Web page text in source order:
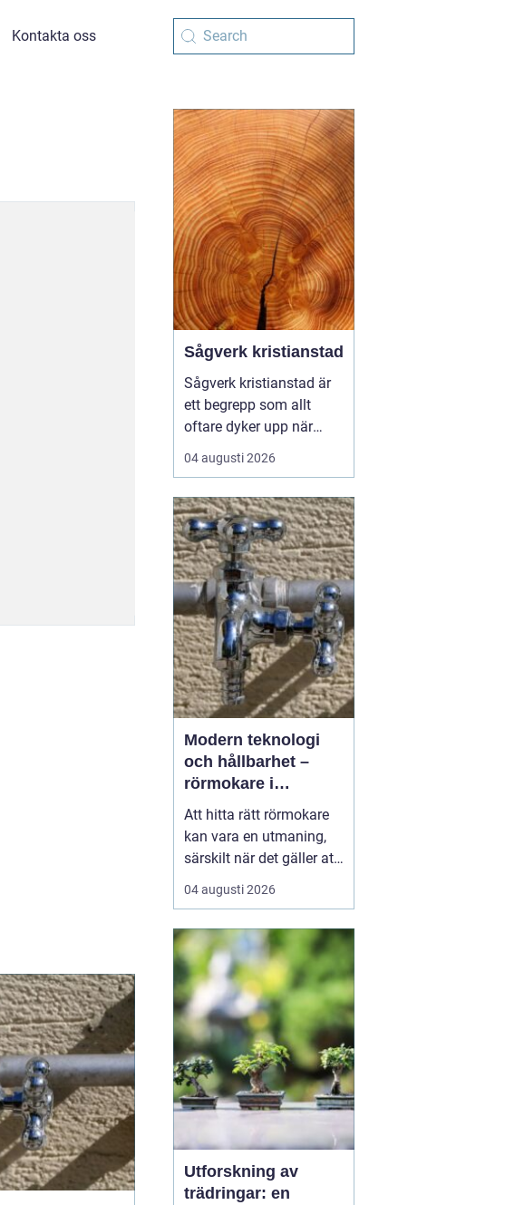
Kontakta oss
Sågverk kristianstad
Sågverk kristianstad är
ett begrepp som allt
oftare dyker upp när
husbyggare, snickare
och markägare söker
trävaror i nordöstra
skåne. Områdets långa
tradition av skogsbruk
och hantverk har skapat
en stark bas för sågverk
som k...
04 augusti 2026
Modern teknologi
och hållbarhet –
rörmokare i
Jämtland
Att hitta rätt rörmokare
kan vara en utmaning,
särskilt när det gäller att
välja bland många
erbjudanden på en
Jämtland. Kvalificerade
rörmokare är viktiga för
att s&aum...
04 augusti 2026
Utforskning av
trädringar: en